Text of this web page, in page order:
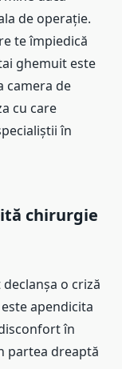
de operație.
te împiedică
ghemuit este
camera de
cu care
în
chirurgie
o criză
apendicita
în
partea dreaptă